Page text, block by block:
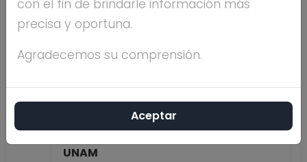
AMADOZ
estudios
Antigüedad
UNAM
con el fin de brindarle información más
precisa y oportuna.
Agradecemos su comprensión.
Aceptar